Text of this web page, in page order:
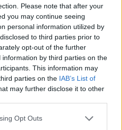
Please note that after your
you may continue seeing
personal information utilized by
to third parties prior to
opt-out of the further
by third parties on the
This information may
parties on the IAB’s List of
may further disclose it to other
Opt Outs
Νέα πλήγματα των ΗΠΑ στο
Ιράν - Η Τεχεράνη επιτέθηκε
σε αμερικανικές βάσεις σε